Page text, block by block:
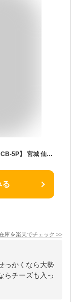
阿部蒲鉾 笹かまぼこ 笹かま 蒲鉾 詰め合わせ【CB-5P】 宮城 仙台 名産 御歳暮 お歳暮 内祝い お祝い お取り寄せ 初節句 贈り物 練り物 かまぼこ プチギフト プレゼント ギフト セット お取り寄せ お返し おつまみ グルメ お土産 土産 惣菜 敬老の日 お中元 お土産
る
庫を楽天でチェック >>
っかくなら大勢
らチーズも入っ